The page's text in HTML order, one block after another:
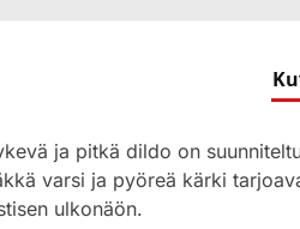
ja pitkä dildo on
varsi ja pyöreä kärki
ulkonäön.